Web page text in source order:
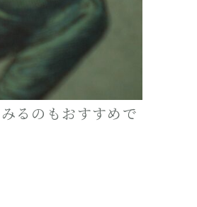
るのもおすすめで